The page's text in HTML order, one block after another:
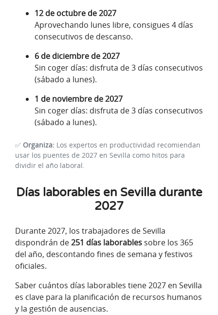
12 de octubre de 2027
Aprovechando lunes libre, consigues 4 días
consecutivos de descanso.
6 de diciembre de 2027
Sin coger días: disfruta de 3 días consecutivos
(sábado a lunes).
1 de noviembre de 2027
Sin coger días: disfruta de 3 días consecutivos
(sábado a lunes).
✅ Organiza: Los expertos en productividad recomiendan
usar los puentes de 2027 en Sevilla como hitos para
dividir el año laboral.
Días laborables en Sevilla durante
2027
Durante 2027, los trabajadores de Sevilla
dispondrán de251 días laborables sobre los 365
del año, descontando fines de semana y festivos
oficiales.
Saber cuántos días laborables tiene 2027 en Sevilla
es clave para la planificación de recursos humanos
y la gestión de ausencias.